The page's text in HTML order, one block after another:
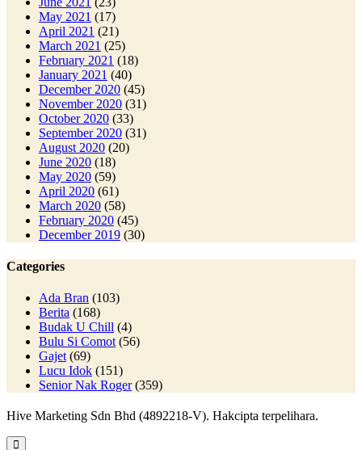
May 2021 (17)
April 2021 (21)
March 2021 (25)
February 2021 (18)
January 2021 (40)
December 2020 (45)
November 2020 (31)
October 2020 (33)
September 2020 (31)
August 2020 (20)
June 2020 (18)
May 2020 (59)
April 2020 (61)
March 2020 (58)
February 2020 (45)
December 2019 (30)
Categories
Ada Bran (103)
Berita (168)
Budak U Chill (4)
Bulu Si Comot (56)
Gajet (69)
Lucu Idok (151)
Senior Nak Roger(359)
Hive Marketing Sdn Bhd (4892218-V). Hakcipta terpelihara.